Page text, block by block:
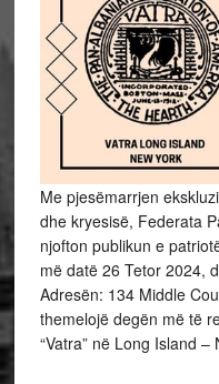
Me pjesëmarrjen
dhe kryesisë, Federata
njofton publikun e
më datë 26 Tetor 2024,
Adresën: 134 Middle
themelojë degën më të
“Vatra” në Long Island –